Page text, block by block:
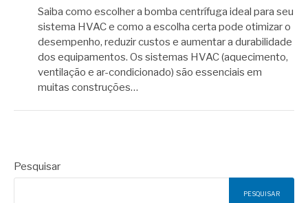
Saiba como escolher a bomba centrífuga ideal para seu
sistema HVAC e como a escolha certa pode otimizar o
desempenho, reduzir custos e aumentar a durabilidade
dos equipamentos. Os sistemas HVAC (aquecimento,
ventilação e ar-condicionado) são essenciais em
muitas construções…
Pesquisar
PESQUISAR